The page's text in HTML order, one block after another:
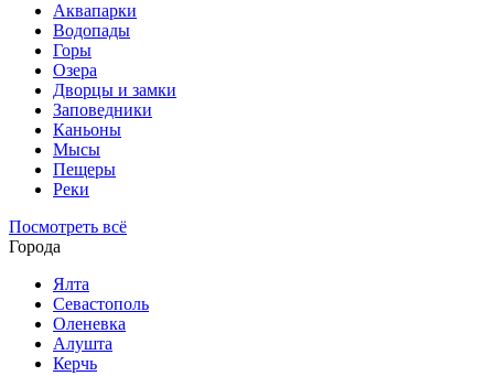
Аквапарки
Водопады
Горы
Озера
Дворцы и замки
Заповедники
Каньоны
Мысы
Пещеры
Реки
Посмотреть всё
Города
Ялта
Севастополь
Оленевка
Алушта
Керчь